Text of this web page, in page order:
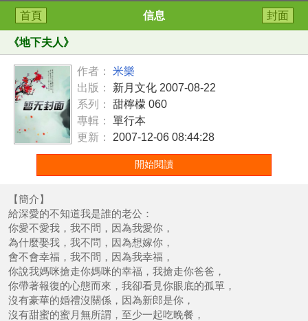
首頁 信息 封面
《地下夫人》
作者：
米樂
出版：
新月文化 2007-08-22
系列：
甜檸檬 060
專輯：
單行本
更新：
2007-12-06 08:44:28
開始閱讀
【簡介】
給深愛的不知道我是誰的老公：
你愛不愛我，我不問，因為我愛你，
為什麼娶我，我不問，因為想嫁你，
會不會幸福，我不問，因為我幸福，
你說我媽咪搶走你媽咪的幸福，我搶走你爸爸，
你帶著報復的心態而來，我卻看見你眼底的孤單，
沒有豪華的婚禮沒關係，因為新郎是你，
沒有甜蜜的蜜月無所謂，至少一起吃晚餐，